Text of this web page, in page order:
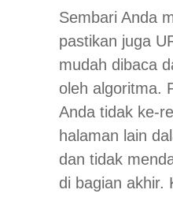
Sembari Anda
pastikan juga
mudah dibaca
oleh algoritma.
Anda tidak ke-
halaman lain
dan tidak
di bagian akhir.